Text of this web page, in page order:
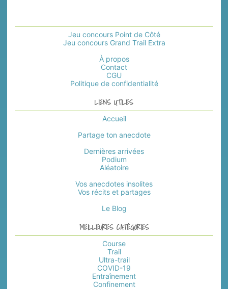
Jeu concours Point de Côté
Jeu concours Grand Trail Extra
À propos
Contact
CGU
Politique de confidentialité
LIENS UTILES
Accueil
Partage ton anecdote
Dernières arrivées
Podium
Aléatoire
Vos anecdotes insolites
Vos récits et partages
Le Blog
MEILLEURES CATÉGORIES
Course
Trail
Ultra-trail
COVID-19
Entraînement
Confinement